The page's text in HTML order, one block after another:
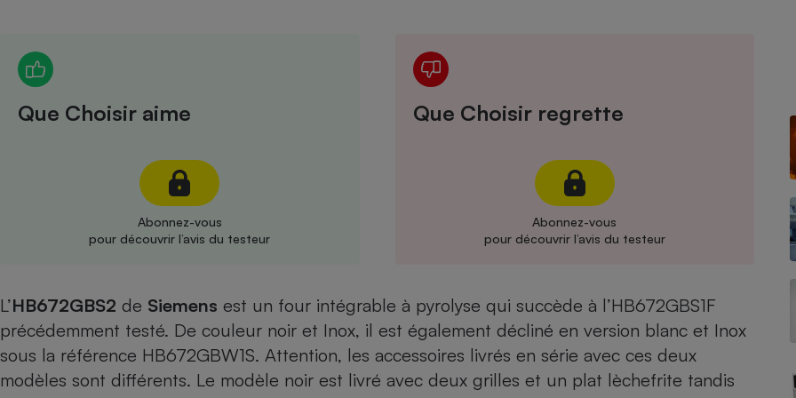
Que Choisir aime
Abonnez-vous
pour découvrir l’avis du testeur
Que Choisir regrette
Abonnez-vous
pour découvrir l’avis du testeur
L’HB672GBS2 de Siemens est un four intégrable à pyrolyse qui succède à l’HB672GBS1F
précédemment testé. De couleur noir et Inox, il est également décliné en version blanc et Inox
sous la référence HB672GBW1S. Attention, les accessoires livrés en série avec ces deux
modèles sont différents. Le modèle noir est livré avec deux grilles et un plat lèchefrite tandis
Ventilateur
Lessive